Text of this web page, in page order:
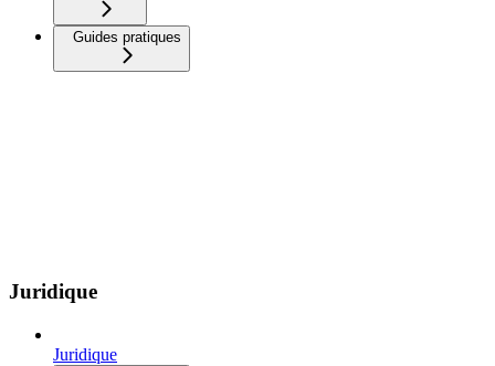
Guides pratiques
Juridique
Juridique